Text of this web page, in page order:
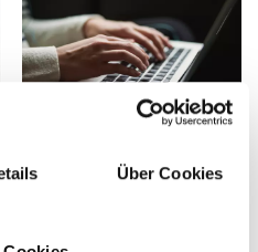
Über Cookies
RESERVIERE HIER DEINE